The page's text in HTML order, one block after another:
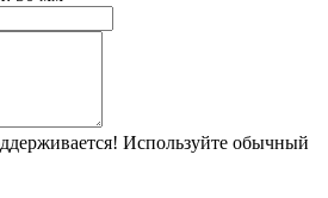
Используйте обычный